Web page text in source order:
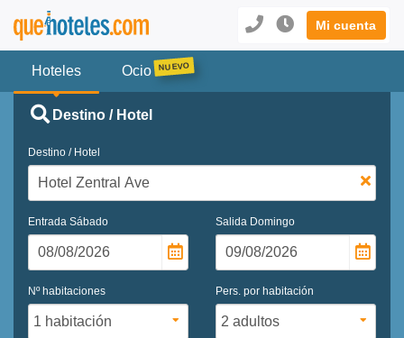
Mi cuenta
Hoteles Ocio
Destino / Hotel
Destino / Hotel
Entrada Sábado Salida Domingo
Nº habitaciones Pers. por habitación